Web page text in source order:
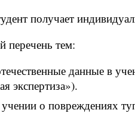
получает
перечень тем:
данные в
экспертиза»).
о повреждениях